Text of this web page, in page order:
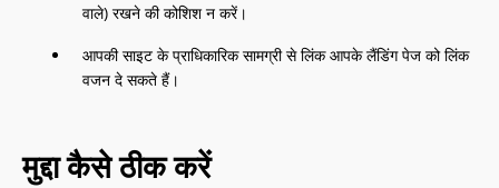
वाले) रखने की कोशिश न करें।
आपकी साइट के प्राधिकारिक सामग्री से लिंक आपके लैंडिंग पेज को लिंक
वजन दे सकते हैं।
मुद्दा कैसे ठीक करें